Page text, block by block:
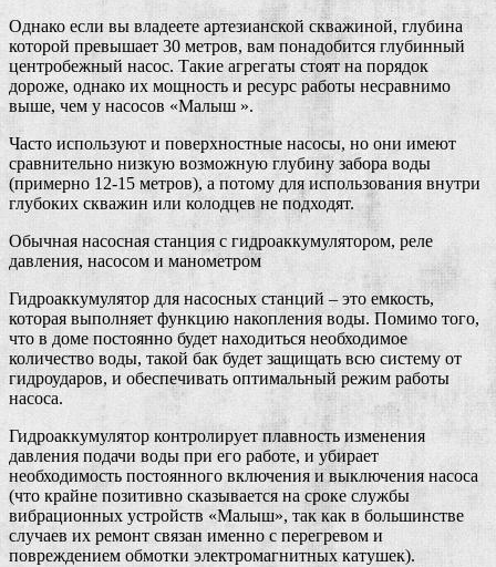
Однако если вы владеете артезианской скважиной, глубина
которой превышает 30 метров, вам понадобится глубинный
центробежный насос. Такие агрегаты стоят на порядок
дороже, однако их мощность и ресурс работы несравнимо
выше, чем у насосов «Малыш ».
Часто используют и поверхностные насосы, но они имеют
сравнительно низкую возможную глубину забора воды
(примерно 12-15 метров), а потому для использования внутри
глубоких скважин или колодцев не подходят.
Обычная насосная станция с гидроаккумулятором, реле
давления, насосом и манометром
Гидроаккумулятор для насосных станций – это емкость,
которая выполняет функцию накопления воды. Помимо того,
что в доме постоянно будет находиться необходимое
количество воды, такой бак будет защищать всю систему от
гидроударов, и обеспечивать оптимальный режим работы
насоса.
Гидроаккумулятор контролирует плавность изменения
давления подачи воды при его работе, и убирает
необходимость постоянного включения и выключения насоса
(что крайне позитивно сказывается на сроке службы
вибрационных устройств «Малыш», так как в большинстве
случаев их ремонт связан именно с перегревом и
повреждением обмотки электромагнитных катушек).